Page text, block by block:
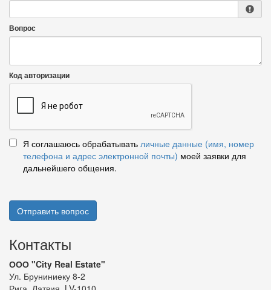
Вопрос
Код авторизации
Я соглашаюсь обрабатывать личные данные (имя, номер
телефона и адрес электронной почты) моей заявки для
дальнейшего общения.
Отправить вопрос
Контакты
ООО "City Real Estate"
Ул. Бруниниеку 8-2